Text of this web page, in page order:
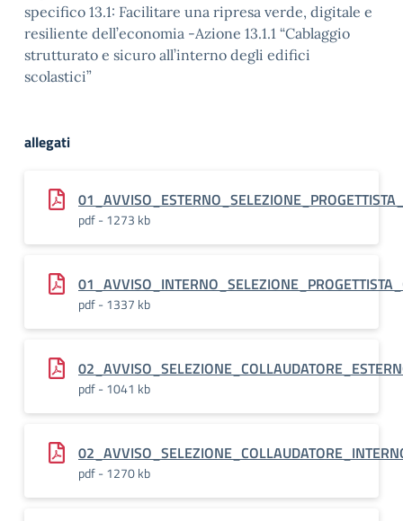
specifico 13.1: Facilitare una ripresa verde, digitale e
resiliente dell’economia -Azione 13.1.1 “Cablaggio
strutturato e sicuro all’interno degli edifici
scolastici”
allegati
pdf - 1273 kb
pdf - 1337 kb
pdf - 1041 kb
pdf - 1270 kb